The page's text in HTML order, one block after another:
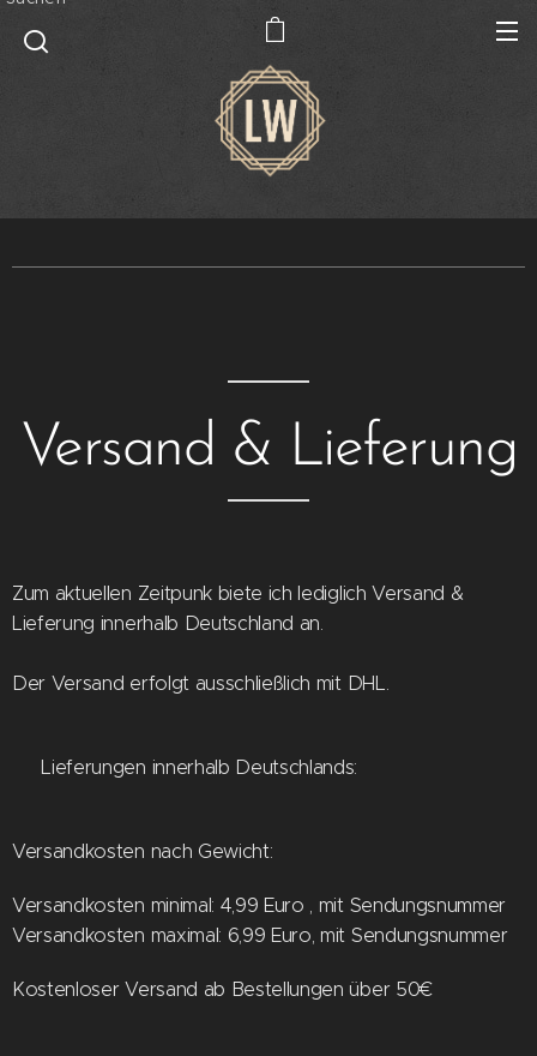
Versand & Lieferung
Zum aktuellen Zeitpunk biete ich lediglich Versand &
Lieferung innerhalb Deutschland an.
Der Versand erfolgt ausschließlich mit DHL.
📫 Lieferungen innerhalb Deutschlands:
Versandkosten nach Gewicht:
Versandkosten minimal: 4,99 Euro , mit Sendungsnummer
Versandkosten maximal: 6,99 Euro, mit Sendungsnummer
Kostenloser Versand ab Bestellungen über 50€